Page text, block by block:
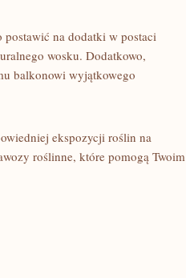
na dodatki w postaci
wosku. Dodatkowo,
balkonowi wyjątkowego
ekspozycji roślin na
roślinne, które ⁤pomogą Twoim